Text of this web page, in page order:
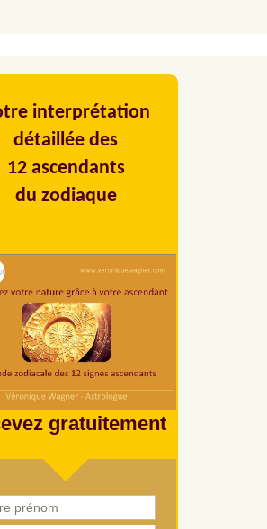
interprétation
détaillée des
12 ascendants
du zodiaque
gratuitement